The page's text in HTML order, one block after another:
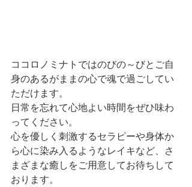
ココロノミナトではのびの～びとご自
身のあるがままの心で魂で過ごしてい
ただけます。
日常を忘れて心地よい時間をぜひ味わ
ってください。
心を優しく刺激するセラピーや身体か
ら心に染み入るようなレイキなど、さ
まざまな癒しをご用意してお待ちして
おります。